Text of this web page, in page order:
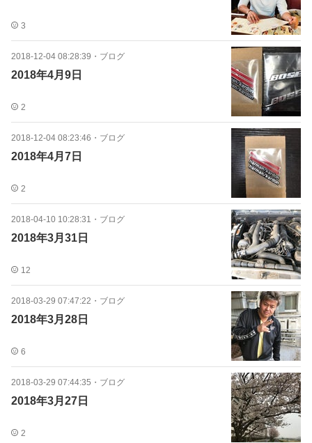
3
2018-12-04 08:28:39 ・ ブログ
2018年4月9日
2
2018-12-04 08:23:46 ・ ブログ
2018年4月7日
2
2018-04-10 10:28:31 ・ ブログ
2018年3月31日
12
2018-03-29 07:47:22 ・ ブログ
2018年3月28日
6
2018-03-29 07:44:35 ・ ブログ
2018年3月27日
2